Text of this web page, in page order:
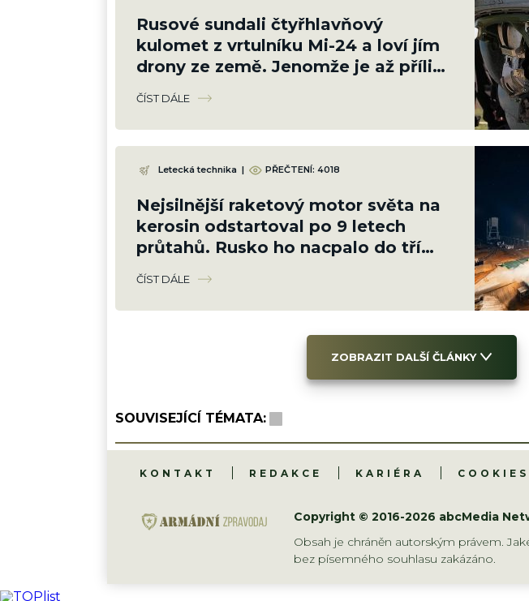
Rusové sundali čtyřhlavňový
kulomet z vrtulníku Mi-24 a loví jím
drony ze země. Jenomže je až příliš
silný
ČÍST DÁLE
Letecká technika | PŘEČTENÍ: 4018
Nejsilnější raketový motor světa na
kerosin odstartoval po 9 letech
průtahů. Rusko ho nacpalo do tří
raket najednou
ČÍST DÁLE
ZOBRAZIT DALŠÍ ČLÁNKY
SOUVISEJÍCÍ TÉMATA:
KONTAKT REDAKCE KARIÉRA COOKIES
Copyright © 2016-2026 abcMedia
Obsah je chráněn autorským právem.
bez písemného souhlasu zakázáno.